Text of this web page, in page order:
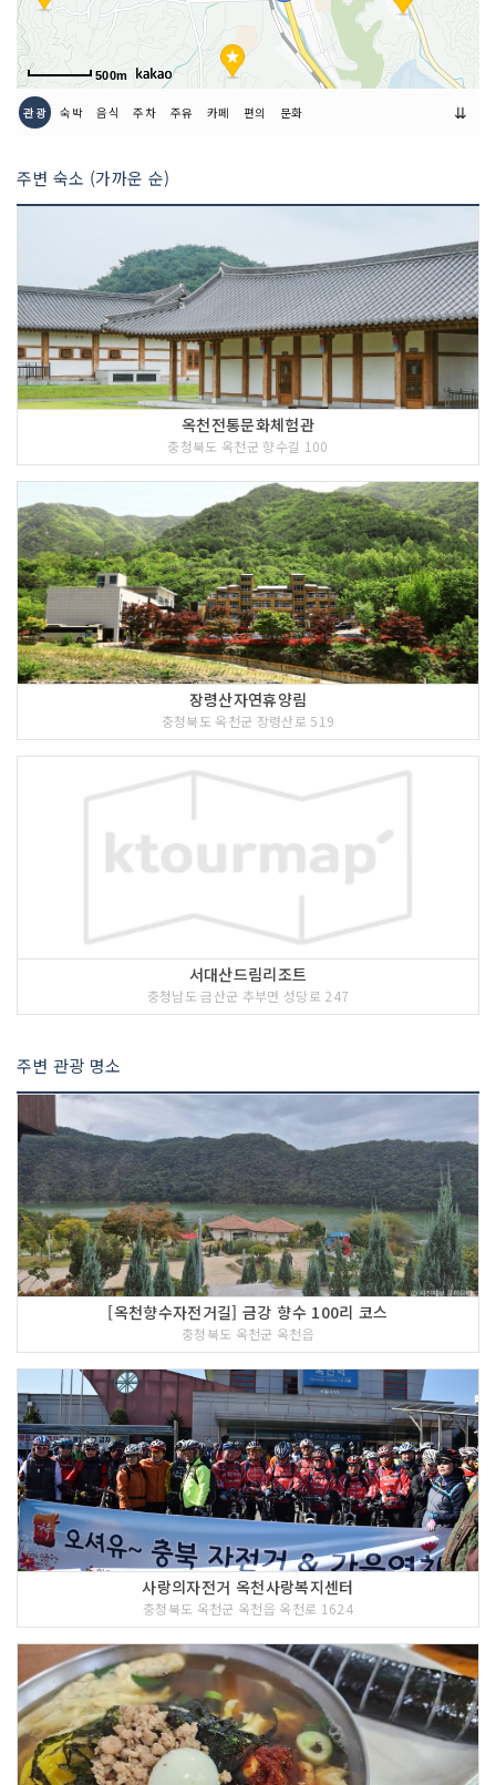
500m
관광 숙박 음식 주차 주유 카페 편의 문화 ⇊
주변 숙소 (가까운 순)
옥천전통문화체험관
충청북도 옥천군 향수길 100
장령산자연휴양림
충청북도 옥천군 장령산로 519
서대산드림리조트
충청남도 금산군 추부면 성당로 247
주변 관광 명소
[옥천향수자전거길] 금강 향수 100리 코스
충청북도 옥천군 옥천읍
사랑의자전거 옥천사랑복지센터
충청북도 옥천군 옥천읍 옥천로 1624